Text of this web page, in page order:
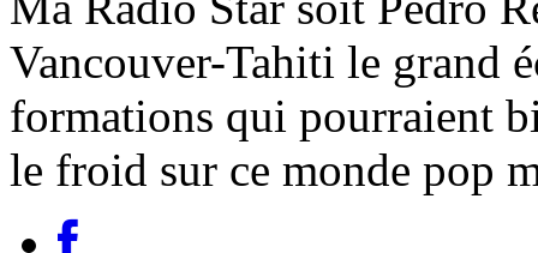
Vancouver-Tahiti le grand
formations qui pourraient
le froid sur ce monde pop